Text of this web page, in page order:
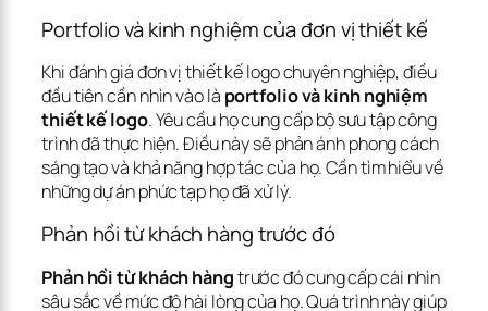
Portfolio và kinh nghiệm của đơn vị thiết kế
Khi đánh giá đơn vị thiết kế logo chuyên nghiệp, điều
đầu tiên cần nhìn vào là portfolio và kinh nghiệm
thiết kế logo. Yêu cầu họ cung cấp bộ sưu tập công
trình đã thực hiện. Điều này sẽ phản ánh phong cách
sáng tạo và khả năng hợp tác của họ. Cần tìm hiểu về
những dự án phức tạp họ đã xử lý.
Phản hồi từ khách hàng trước đó
Phản hồi từ khách hàng trước đó cung cấp cái nhìn
sâu sắc về mức độ hài lòng của họ. Quá trình này giúp